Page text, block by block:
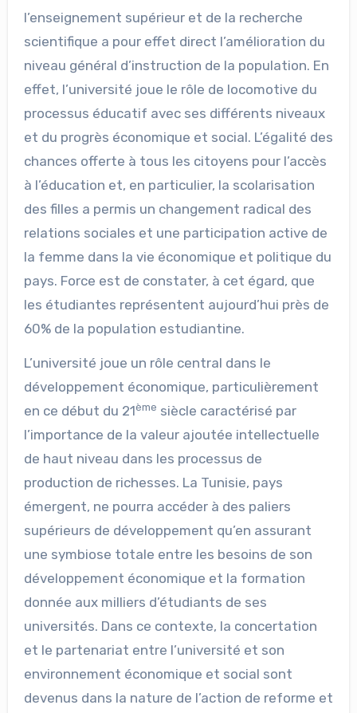
l’enseignement supérieur et de la recherche
scientifique a pour effet direct l’amélioration du
niveau général d’instruction de la population. En
effet, l’université joue le rôle de locomotive du
processus éducatif avec ses différents niveaux
et du progrès économique et social. L’égalité des
chances offerte à tous les citoyens pour l’accès
à l’éducation et, en particulier, la scolarisation
des filles a permis un changement radical des
relations sociales et une participation active de
la femme dans la vie économique et politique du
pays. Force est de constater, à cet égard, que
les étudiantes représentent aujourd’hui près de
60% de la population estudiantine.
L’université joue un rôle central dans le
développement économique, particulièrement
en ce début du 21ème siècle caractérisé par
l’importance de la valeur ajoutée intellectuelle
de haut niveau dans les processus de
production de richesses. La Tunisie, pays
émergent, ne pourra accéder à des paliers
supérieurs de développement qu’en assurant
une symbiose totale entre les besoins de son
développement économique et la formation
donnée aux milliers d’étudiants de ses
universités. Dans ce contexte, la concertation
et le partenariat entre l’université et son
environnement économique et social sont
devenus dans la nature de l’action de reforme et